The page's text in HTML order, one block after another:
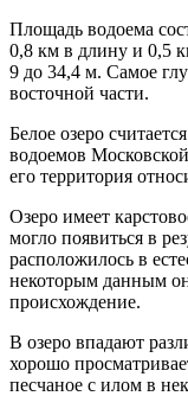
Площадь водоема
0,8 км в длину и 0,5
9 до 34,4 м. Самое
восточной части.
Белое озеро
водоемов
его территория
Озеро имеет
могло появиться в
расположилось в
некоторым данным
происхождение.
В озеро впадают
хорошо
песчаное с илом в